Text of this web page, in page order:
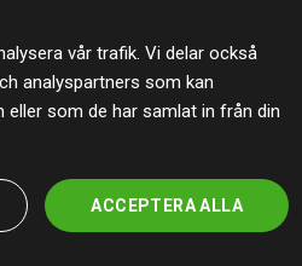
vår trafik. Vi delar också
analyspartners som kan
som de har samlat in från din
ACCEPTERA ALLA